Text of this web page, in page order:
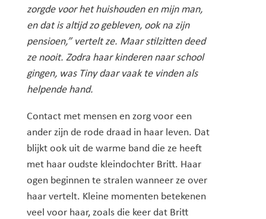
zorgde voor het huishouden en mijn man,
en dat is altijd zo gebleven, ook na zijn
pensioen,” vertelt ze. Maar stilzitten deed
ze nooit. Zodra haar kinderen naar school
gingen, was Tiny daar vaak te vinden als
helpende hand.
Contact met mensen en zorg voor een
ander zijn de rode draad in haar leven. Dat
blijkt ook uit de warme band die ze heeft
met haar oudste kleindochter Britt. Haar
ogen beginnen te stralen wanneer ze over
haar vertelt. Kleine momenten betekenen
veel voor haar, zoals die keer dat Britt